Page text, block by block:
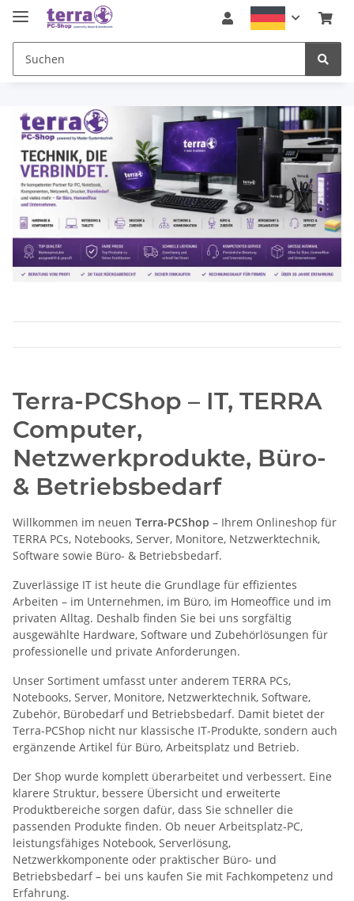
Terra-PCShop – IT, TERRA
Computer,
Netzwerkprodukte, Büro-
& Betriebsbedarf
Willkommen im neuen Terra-PCShop – Ihrem Onlineshop für
TERRA PCs, Notebooks, Server, Monitore, Netzwerktechnik,
Software sowie Büro- & Betriebsbedarf.
Zuverlässige IT ist heute die Grundlage für effizientes
Arbeiten – im Unternehmen, im Büro, im Homeoffice und im
privaten Alltag. Deshalb finden Sie bei uns sorgfältig
ausgewählte Hardware, Software und Zubehörlösungen für
professionelle und private Anforderungen.
Unser Sortiment umfasst unter anderem TERRA PCs,
Notebooks, Server, Monitore, Netzwerktechnik, Software,
Zubehör, Bürobedarf und Betriebsbedarf. Damit bietet der
Terra-PCShop nicht nur klassische IT-Produkte, sondern auch
ergänzende Artikel für Büro, Arbeitsplatz und Betrieb.
Der Shop wurde komplett überarbeitet und verbessert. Eine
klarere Struktur, bessere Übersicht und erweiterte
Produktbereiche sorgen dafür, dass Sie schneller die
passenden Produkte finden. Ob neuer Arbeitsplatz-PC,
leistungsfähiges Notebook, Serverlösung,
Netzwerkkomponente oder praktischer Büro- und
Betriebsbedarf – bei uns kaufen Sie mit Fachkompetenz und
Erfahrung.